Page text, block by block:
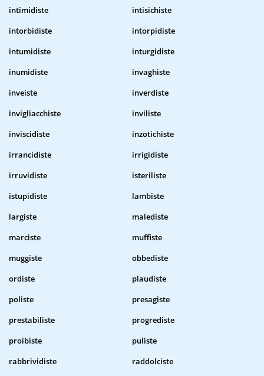
intimidiste
intisichiste
intorbidiste
intorpidiste
intumidiste
inturgidiste
inumidiste
invaghiste
inveiste
inverdiste
invigliacchiste
inviliste
inviscidiste
inzotichiste
irrancidiste
irrigidiste
irruvidiste
isteriliste
istupidiste
lambiste
largiste
malediste
marciste
muffiste
muggiste
obbediste
ordiste
plaudiste
poliste
presagiste
prestabiliste
progrediste
proibiste
puliste
rabbrividiste
raddolciste